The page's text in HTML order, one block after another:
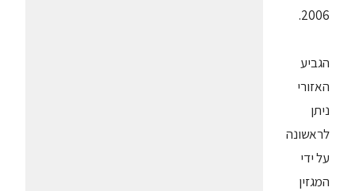
2006.
הגביע
האזורי
ניתן
לראשונה
על ידי
המגזין